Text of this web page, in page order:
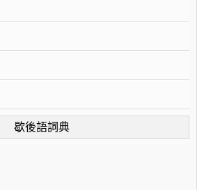
歇後語詞典